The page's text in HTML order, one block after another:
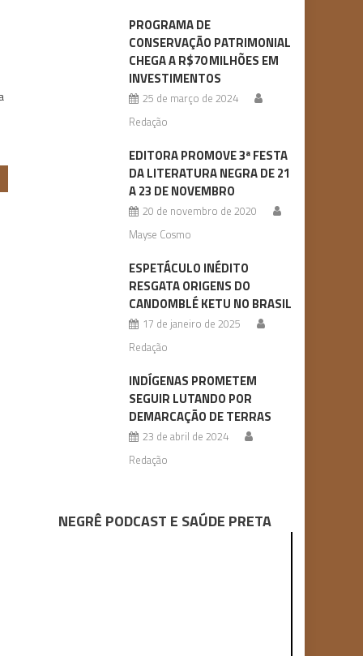
PROGRAMA DE
CONSERVAÇÃO PATRIMONIAL
CHEGA A R$70 MILHÕES EM
INVESTIMENTOS
25 de março de 2024
Redação
EDITORA PROMOVE 3ª FESTA
DA LITERATURA NEGRA DE 21
A 23 DE NOVEMBRO
20 de novembro de 2020
Mayse Cosmo
ESPETÁCULO INÉDITO
RESGATA ORIGENS DO
CANDOMBLÉ KETU NO BRASIL
17 de janeiro de 2025
Redação
INDÍGENAS PROMETEM
SEGUIR LUTANDO POR
DEMARCAÇÃO DE TERRAS
23 de abril de 2024
Redação
NEGRÊ PODCAST E SAÚDE PRETA